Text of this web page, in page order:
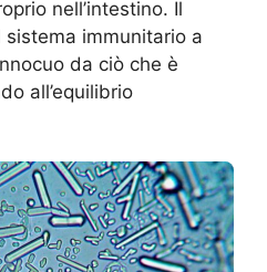
nell’intestino. Il
sistema immunitario a
da ciò che è
all’equilibrio